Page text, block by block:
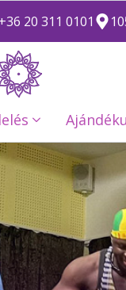
+36 20 311 0101